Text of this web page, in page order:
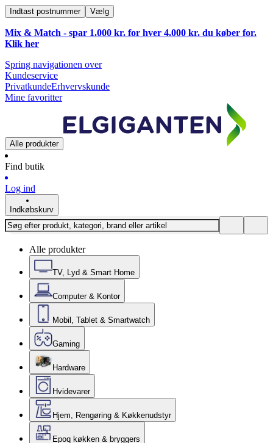
Indtast postnummer Vælg
Mix & Match - spar 1.000 kr. for hver 4.000 kr. du køber for.
Klik her
Spring navigationen over
Kundeservice
PrivatkundeErhvervskunde
Mine favoritter
Alle produkter
Find butik
Log ind
Indkøbskurv
Alle produkter
TV, Lyd & Smart Home
Computer & Kontor
Mobil, Tablet & Smartwatch
Gaming
Hardware
Hvidevarer
Hjem, Rengøring & Køkkenudstyr
Epoq køkken & bryggers